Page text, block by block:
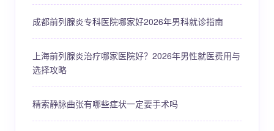
成都前列腺炎专科医院哪家好2026年男科就诊指南
上海前列腺炎治疗哪家医院好？2026年男性就医费用与
选择攻略
精索静脉曲张有哪些症状一定要手术吗